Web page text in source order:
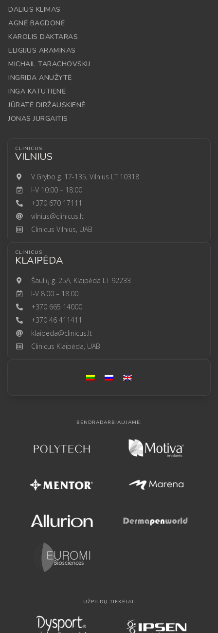
DALIUS KLIMAS
AGNĖ BAGDONĖ
KAROLIS DAKTARAS
ELIGIJUS ARAMINAS
MICHAIL TARACHOVSKIJ
INGRIDA ANUŽYTĖ
INGA KATUTIENĖ
JŪRATĖ DIRŽAUSKIENĖ
JONAS JURGAITIS
CLINICUS
VILNIUS
V.Grybo g. 17-135, Vilnius LT 10318
I-V 10:00 – 18:00
+370 670 17111
vilnius@clinicus.lt
Clinicus Vilnius, UAB
CLINICUS
KLAIPĖDA
Šaulių g. 25A, Klaipėda LT 92233
I-V 8.00 – 18.00
+370 665 14000
+370 46 411411
klaipeda@clinicus.lt
Clinicus Klaipėda, UAB
BENDRADARBIAUJAME:
UŽPILDŲ TIEKĖJAI: